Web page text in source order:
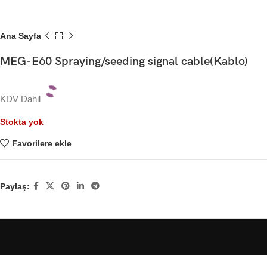
Ana Sayfa
MEG-E60 Spraying/seeding signal cable(Kablo)
KDV Dahil
Stokta yok
Favorilere ekle
Paylaş: